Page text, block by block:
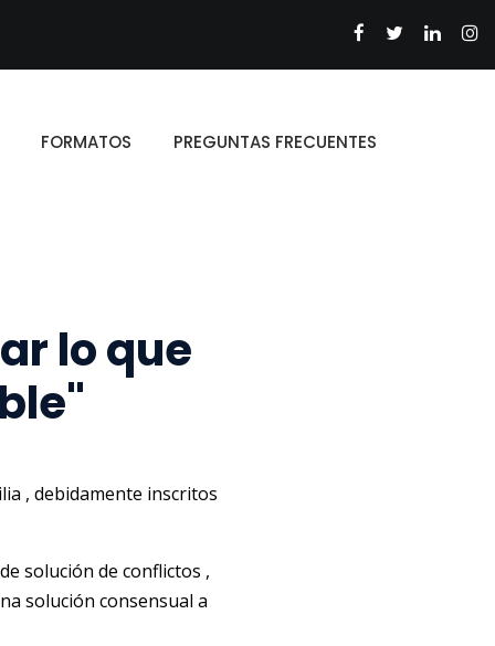
FORMATOS PREGUNTAS FRECUENTES
lo que
, debidamente inscritos
solución de conflictos ,
solución consensual a